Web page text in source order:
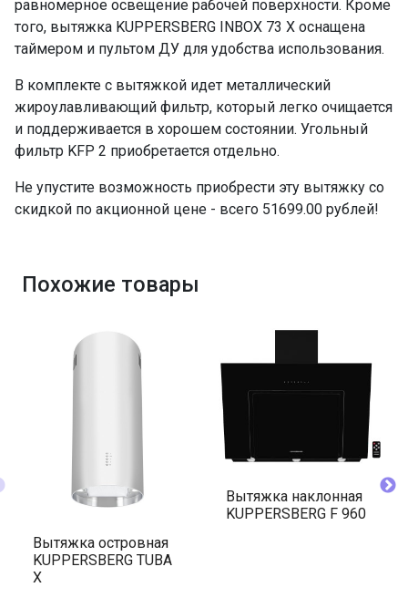
равномерное освещение рабочей поверхности. Кроме
того, вытяжка KUPPERSBERG INBOX 73 X оснащена
таймером и пультом ДУ для удобства использования.
В комплекте с вытяжкой идет металлический
жироулавливающий фильтр, который легко очищается
и поддерживается в хорошем состоянии. Угольный
фильтр KFP 2 приобретается отдельно.
Не упустите возможность приобрести эту вытяжку со
скидкой по акционной цене - всего 51699.00 рублей!
Похожие товары
Вытяжка островная
KUPPERSBERG TUBA
X
Вытяжка наклонная
KUPPERSBERG F 960